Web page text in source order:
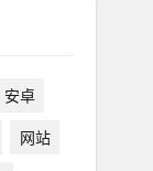
安卓
网站